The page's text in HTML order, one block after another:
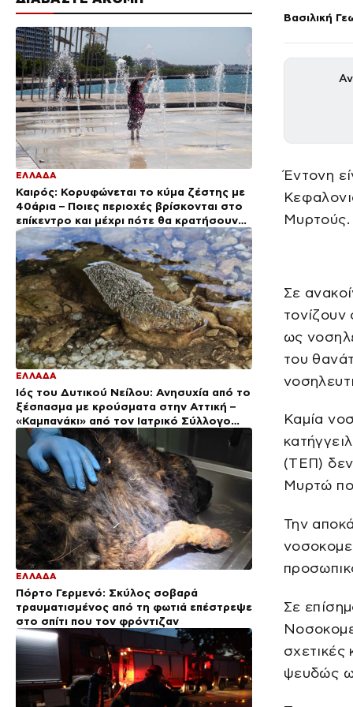
ΕΛΛΑΔΑ
Καιρός: Κορυφώνεται το κύμα ζέστης με
40άρια – Ποιες περιοχές βρίσκονται στο
επίκεντρο και μέχρι πότε θα κρατήσουν
τα μελτέμια
ΕΛΛΑΔΑ
Ιός του Δυτικού Νείλου: Ανησυχία από το
ξέσπασμα με κρούσματα στην Αττική –
«Καμπανάκι» από τον Ιατρικό Σύλλογο
Αθηνών για την προστασία της δημόσιας
υγείας
ΕΛΛΑΔΑ
Πόρτο Γερμενό: Σκύλος σοβαρά
τραυματισμένος από τη φωτιά επέστρεψε
στο σπίτι που τον φρόντιζαν
Βασιλική
Έντονη
Μυρτούς.
Σε
τονίζουν
ως
του
Καμία
(ΤΕΠ)
Μυρτώ
Την
Σε
σχετικές
ψευδώς